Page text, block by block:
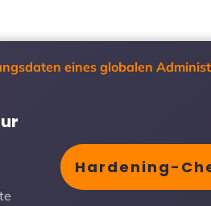
eines globalen
Hardening-